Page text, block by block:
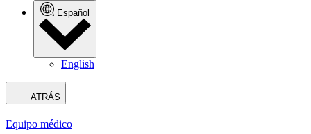
Español
English
ATRÁS
Equipo médico